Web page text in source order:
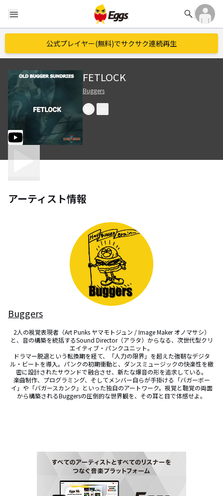
menu search
公式プレイヤー(無料)でサクサク連続再生
FETLOCK
Buggers
アーティスト情報
Buggers
2人の視覚表現者（Art Punks ヤマモトジュン / Image Maker オノマサシ）
と、音の構築を統括するSound Director（アラタ）からなる、次世代型クリ
エイティブ・パンクユニット。
​ドラマー脱退という転換期を経て、「人力の限界」を超えた強靭なデジタ
ル・ビートを導入。パンクの初期衝動と、ダンスミュージックの快楽性を緻
密に設計されたサウンドで融合させ、新たな爆音の形を追求している。
​楽曲制作、プログラミング、そしてメンバー自らが手掛ける「バガーボー
イ」や「バガースカンク」といった独自のアートワーク。視覚と聴覚の両面
から構築されるBuggersの圧倒的な世界観を、その耳と目で体感せよ。